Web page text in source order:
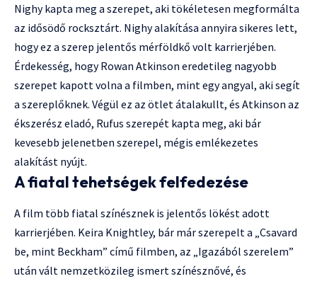
Nighy kapta meg a szerepet, aki tökéletesen megformálta
az idősödő rocksztárt. Nighy alakítása annyira sikeres lett,
hogy ez a szerep jelentős mérföldkő volt karrierjében.
Érdekesség, hogy Rowan Atkinson eredetileg nagyobb
szerepet kapott volna a filmben, mint egy angyal, aki segít
a szereplőknek. Végül ez az ötlet átalakullt, és Atkinson az
ékszerész eladó, Rufus szerepét kapta meg, aki bár
kevesebb jelenetben szerepel, mégis emlékezetes
alakítást nyújt.
A fiatal tehetségek felfedezése
A film több fiatal színésznek is jelentős lökést adott
karrierjében. Keira Knightley, bár már szerepelt a „Csavard
be, mint Beckham” című filmben, az „Igazából szerelem”
után vált nemzetközileg ismert színésznővé, és